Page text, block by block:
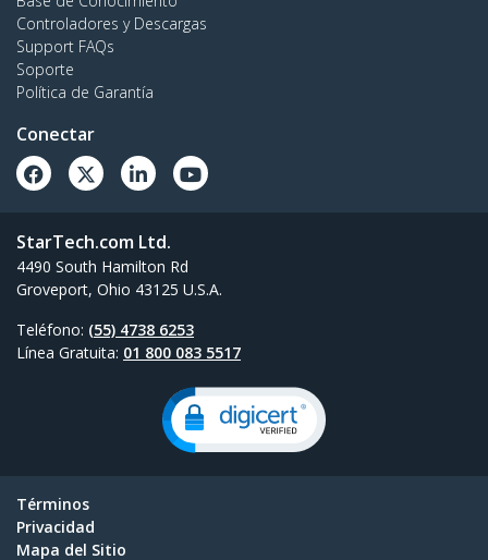
Controladores y Descargas
Support FAQs
Soporte
Política de Garantía
Conectar
StarTech.com Ltd.
4490 South Hamilton Rd
Groveport, Ohio 43125 U.S.A.
Teléfono: (55) 4738 6253
Línea Gratuita: 01 800 083 5517
Términos
Privacidad
Mapa del Sitio